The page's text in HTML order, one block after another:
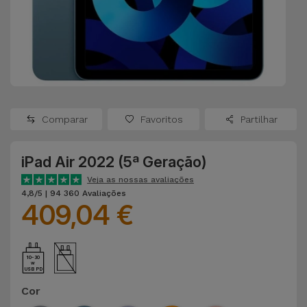
OnePlus
Google
Dyson
TCL
Recondicionados
Recondicionados
iMac
Consolas
Recondicionadas
Ver
tudo
Adaptadores
Películas
Auriculares
e Colunas
Smartwatches
e Braceletes
Correntes
Comparar Favoritos Partilhar
iPad Air 2022 (5ª Geração)
Veja as nossas avaliações
4,8/5 | 94 360 Avaliações
409,04 €
10-30
USB PD
Cor